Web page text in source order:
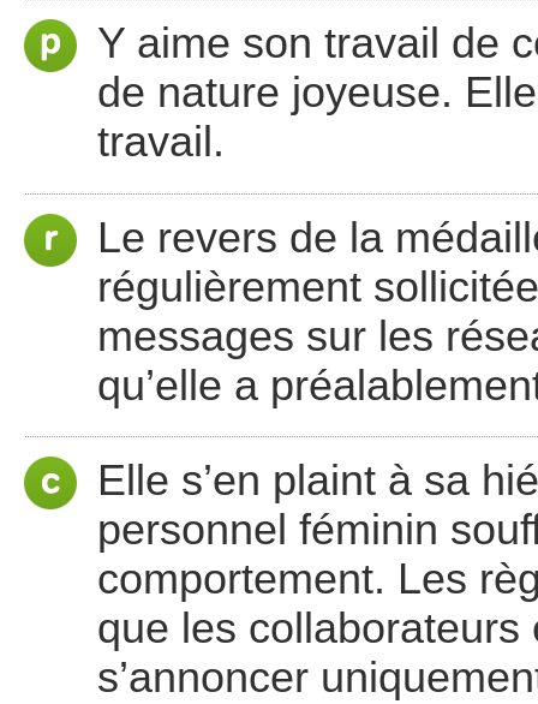
Y aime son travail de
de nature joyeuse.
travail.
Le revers de la
régulièrement
messages sur les
qu’elle a
Elle s’en plaint à sa
personnel féminin
comportement. Les
que les
s’annoncer